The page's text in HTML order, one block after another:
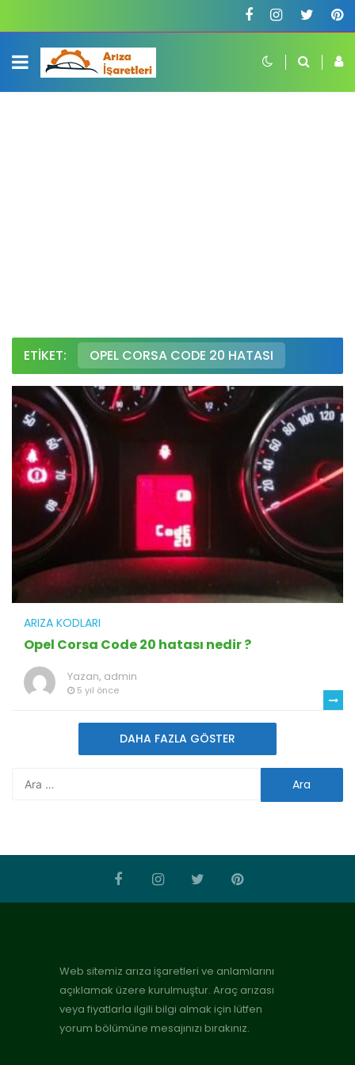
ETIKET: OPEL CORSA CODE 20 HATASI
ARIZA KODLARI
Opel Corsa Code 20 hatası nedir ?
Yazan, admin
5 yıl önce
DAHA FAZLA GÖSTER
Web sitemiz arıza işaretleri ve anlamlarını
açıklamak üzere kurulmuştur. Araç arızası
veya fiyatlarla ilgili bilgi almak için lütfen
yorum bölümüne mesajınızı bırakınız.